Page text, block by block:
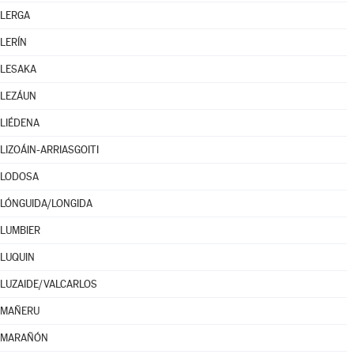
LERGA
LERÍN
LESAKA
LEZÁUN
LIÉDENA
LIZOÁIN-ARRIASGOITI
LODOSA
LÓNGUIDA/LONGIDA
LUMBIER
LUQUIN
LUZAIDE/VALCARLOS
MAÑERU
MARAÑÓN